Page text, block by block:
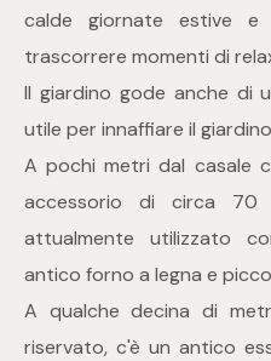
calde giornate estive
trascorrere momenti di
Il giardino gode anche di
utile per innaffiare il
A pochi metri dal casale
accessorio di circa 70
attualmente utilizzato
antico forno a legna e
A qualche decina di
riservato, c'è un antico
2
3